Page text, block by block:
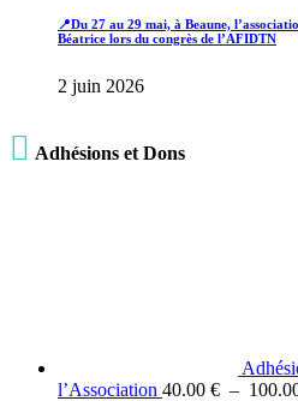
📍Du 27 au 29 mai, à Beaune,
Béatrice lors du congrès de l’AFIDTN
2 juin 2026
 Adhésions et Dons
l’Association 40.00 € –